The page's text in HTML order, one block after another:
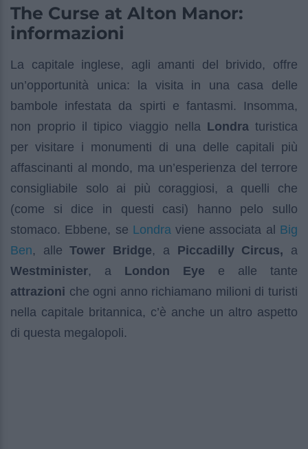
The Curse at Alton Manor:
informazioni
La capitale inglese, agli amanti del brivido, offre
un’opportunità unica: la visita in una casa delle
bambole infestata da spirti e fantasmi. Insomma,
non proprio il tipico viaggio nella Londraturistica
per visitare i monumenti di una delle capitali più
affascinanti al mondo, ma un’esperienza del terrore
consigliabile solo ai più coraggiosi, a quelli che
(come si dice in questi casi) hanno pelo sullo
stomaco. Ebbene, se Londra viene associata al Big
Ben, alleTower Bridge, a Piccadilly Circus, a
Westminister, a London Eye e alle tante
attrazioni che ogni anno richiamano milioni di turisti
nella capitale britannica, c’è anche un altro aspetto
di questa megalopoli.